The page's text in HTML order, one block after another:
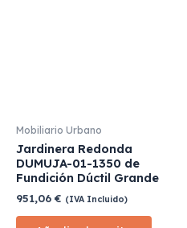
Mobiliario Urbano
Jardinera Redonda
DUMUJA-01-1350 de
Fundición Dúctil Grande
951,06 € (IVA Incluido)